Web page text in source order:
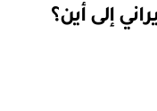
إلى أين؟